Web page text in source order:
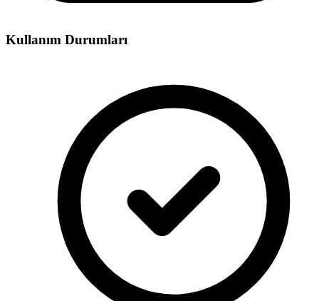
Kullanım Durumları